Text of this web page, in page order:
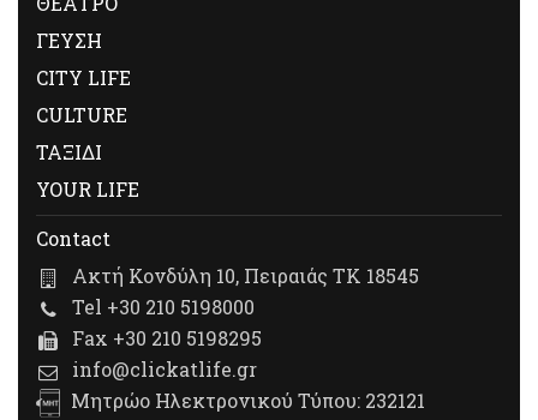
ΓΕΥΣΗ
CITY LIFE
CULTURE
ΤΑΞΙΔΙ
YOUR LIFE
Contact
Ακτή Κονδύλη 10, Πειραιάς ΤΚ 18545
Tel +30 210 5198000
Fax +30 210 5198295
info@clickatlife.gr
Μητρώο Ηλεκτρονικού Τύπου: 232121